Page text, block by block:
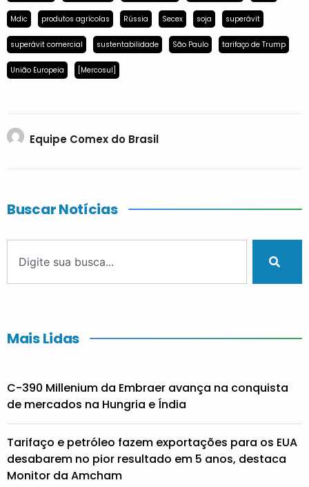
Mdic produtos agrícolas Rússia Secex soja superávit
superávit comercial sustentabilidade São Paulo tarifaço de Trump
União Europeia [Mercosul]
Equipe Comex do Brasil
Buscar Notícias
Mais Lidas
C-390 Millenium da Embraer avança na conquista
de mercados na Hungria e Índia
Tarifaço e petróleo fazem exportações para os EUA
desabarem no pior resultado em 5 anos, destaca
Monitor da Amcham